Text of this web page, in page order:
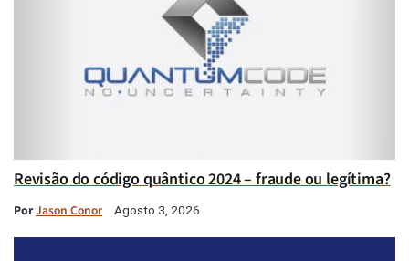
Revisão do código quântico 2024 – fraude ou legítima?
PorJason Conor Agosto 3, 2026